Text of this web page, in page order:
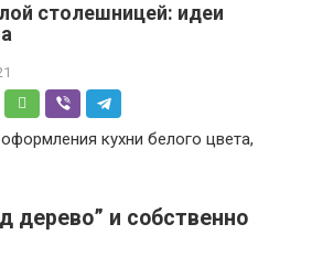
столешницей: идеи
дерево” и собственно